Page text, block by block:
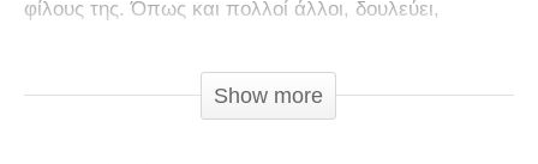
φίλους της. Όπως και πολλοί άλλοι, δουλεύει,
1:32 αλλάζει εντελώς η κάμερα και δείχνει πώς την
Show more